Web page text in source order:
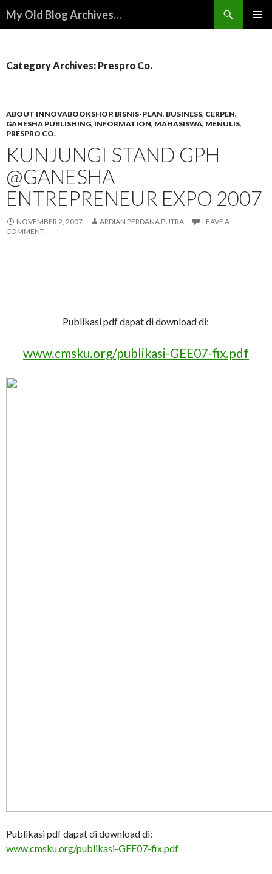
My Old Blog Archives…
Category Archives: Prespro Co.
ABOUT INNOVABOOKSHOP, BISNIS-PLAN, BUSINESS, CERPEN,
GANESHA PUBLISHING, INFORMATION, MAHASISWA, MENULIS,
PRESPRO CO.
KUNJUNGI STAND GPH
@GANESHA
ENTREPRENEUR EXPO 2007
NOVEMBER 2, 2007 ARDIAN PERDANA PUTRA
LEAVE A
COMMENT
Publikasi pdf dapat di download di:
www.cmsku.org/publikasi-GEE07-fix.pdf
Publikasi pdf dapat di download di:
www.cmsku.org/publikasi-GEE07-fix.pdf